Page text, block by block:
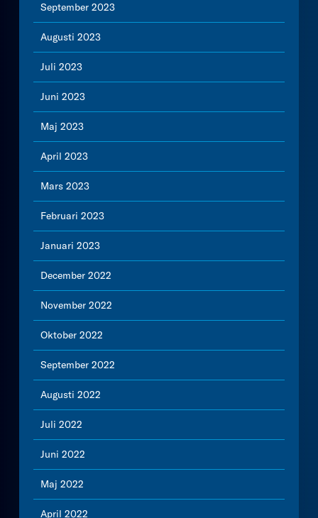
September 2023
Augusti 2023
Juli 2023
Juni 2023
Maj 2023
April 2023
Mars 2023
Februari 2023
Januari 2023
December 2022
November 2022
Oktober 2022
September 2022
Augusti 2022
Juli 2022
Juni 2022
Maj 2022
April 2022